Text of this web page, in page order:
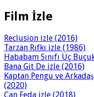
Film İzle
Reclusion izle (2016)
Tarzan Rıfkı izle (1986)
Hababam Sınıfı Üç
Bana Git De izle (2016)
Kaptan Pengu ve
(2020)
Can Feda izle (2018)